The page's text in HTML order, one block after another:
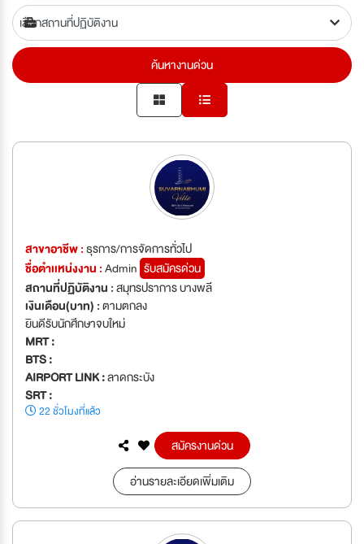
ค้นหางานด่วน
สาขาอาชีพ :ธุรการ/การจัดการทั่วไป
ชื่อตำเเหน่งงาน :Admin รับสมัครด่วน
สถานที่ปฏิบัติงาน :สมุทรปราการ บางพลี
เงินเดือน(บาท) :ตามตกลง
ยินดีรับนักศึกษาจบใหม่
MRT :
BTS :
AIRPORT LINK :ลาดกระบัง
SRT :
22 ชั่วโมงที่แล้ว
สมัครงานด่วน
อ่านรายละเอียดเพิ่มเติม